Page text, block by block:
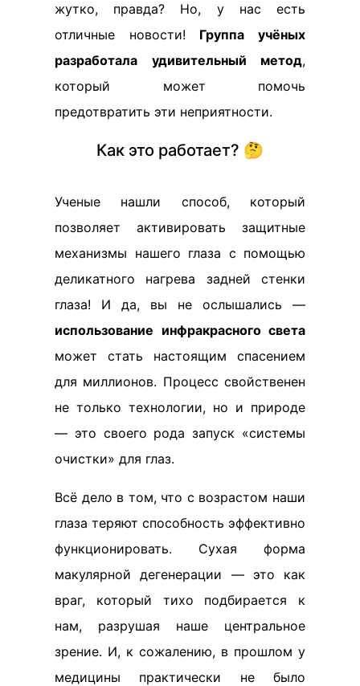
жутко, правда? Но, у нас есть
отличные новости! Группа учёных
разработала удивительный метод,
который может помочь
предотвратить эти неприятности.
Как это работает? 🤔
Ученые нашли способ, который
позволяет активировать защитные
механизмы нашего глаза с помощью
деликатного нагрева задней стенки
глаза! И да, вы не ослышались —
использование инфракрасного света
может стать настоящим спасением
для миллионов. Процесс свойственен
не только технологии, но и природе
— это своего рода запуск «системы
очистки» для глаз.
Всё дело в том, что с возрастом наши
глаза теряют способность эффективно
функционировать. Сухая форма
макулярной дегенерации — это как
враг, который тихо подбирается к
нам, разрушая наше центральное
зрение. И, к сожалению, в прошлом у
медицины практически не было